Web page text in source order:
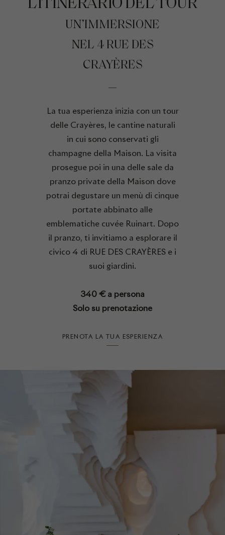
L’ITINERARIO DEL TOUR
UN’IMMERSIONE
NEL 4 RUE DES
CRAYÈRES
La tua esperienza inizia con un tour
delle Crayères, le cantine naturali
in cui sono conservati gli
champagne della Maison. La visita
prosegue poi in una delle sale da
pranzo private della Maison dove
potrai degustare un menù di cinque
portate abbinato alle
emblematiche cuvée Ruinart. Dopo
il pranzo, ti invitiamo a esplorare il
civico 4 di RUE DES CRAYÈRES e i
suoi giardini.
340 € a persona
Solo su prenotazione
PRENOTA LA TUA ESPERIENZA